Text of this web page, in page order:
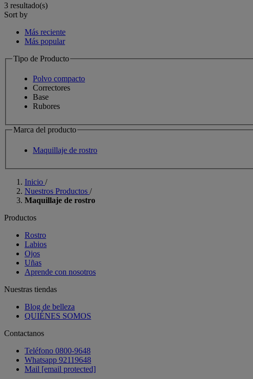
3 resultado(s)​
Sort by
Más reciente
Más popular
Tipo de Producto
Polvo compacto
Correctores
Base
Rubores
Marca del producto
Maquillaje de rostro
Inicio /
Nuestros Productos /
Maquillaje de rostro
Productos
Rostro
Labios
Ojos
Uñas
Aprende con nosotros
Nuestras tiendas
Blog de belleza
QUIÉNES SOMOS
Contactanos
Teléfono 0800-9648
Whatsapp 92119648
Mail [email protected]